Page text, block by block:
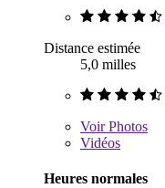
Distance estimée
5,0 milles
VoirPhotos
Vidéos
Heures normales